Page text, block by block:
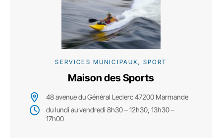
SERVICES MUNICIPAUX, SPORT
Maison des Sports
48 avenue du Général Leclerc 47200 Marmande
du lundi au vendredi 8h30 – 12h30, 13h30 –
17h00